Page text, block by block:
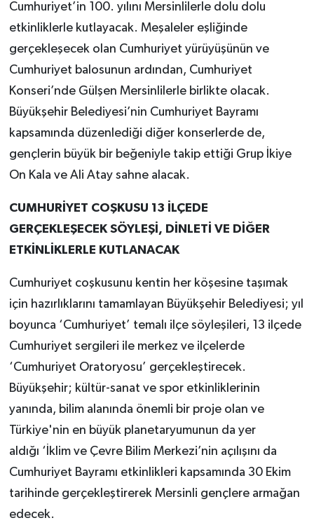
Cumhuriyet’in 100. yılını Mersinlilerle dolu dolu
etkinliklerle kutlayacak. Meşaleler eşliğinde
gerçekleşecek olan Cumhuriyet yürüyüşünün ve
Cumhuriyet balosunun ardından, Cumhuriyet
Konseri’nde Gülşen Mersinlilerle birlikte olacak.
Büyükşehir Belediyesi’nin Cumhuriyet Bayramı
kapsamında düzenlediği diğer konserlerde de,
gençlerin büyük bir beğeniyle takip ettiği Grup İkiye
On Kala ve Ali Atay sahne alacak.
CUMHURİYET COŞKUSU 13 İLÇEDE
GERÇEKLEŞECEK SÖYLEŞİ, DİNLETİ VE DİĞER
ETKİNLİKLERLE KUTLANACAK
Cumhuriyet coşkusunu kentin her köşesine taşımak
için hazırlıklarını tamamlayan Büyükşehir Belediyesi; yıl
boyunca ‘Cumhuriyet’ temalı ilçe söyleşileri, 13 ilçede
Cumhuriyet sergileri ile merkez ve ilçelerde
‘Cumhuriyet Oratoryosu’ gerçekleştirecek.
Büyükşehir; kültür-sanat ve spor etkinliklerinin
yanında, bilim alanında önemli bir proje olan ve
Türkiye'nin en büyük planetaryumunun da yer
aldığı ‘İklim ve Çevre Bilim Merkezi’nin açılışını da
Cumhuriyet Bayramı etkinlikleri kapsamında 30 Ekim
tarihinde gerçekleştirerek Mersinli gençlere armağan
edecek.